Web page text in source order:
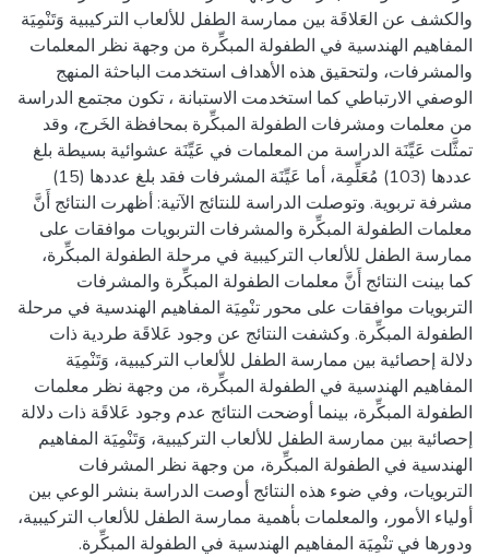
والكشف عن العَلاقَة بين ممارسة الطفل للألعاب التركيبية وَتَنْمِيَة
المفاهيم الهندسية في الطفولة المبكِّرة من وجهة نظر المعلمات
والمشرفات، ولتحقيق هذه الأهداف استخدمت الباحثة المنهج
الوصفي الارتباطي كما استخدمت الاستبانة ، تكون مجتمع الدراسة
من معلمات ومشرفات الطفولة المبكِّرة بمحافظة الخَرج، وقد
تمثَّلت عَيِّنَة الدراسة من المعلمات في عَيِّنَة عشوائية بسيطة بلغ
عددها (103) مُعَلِّمِة، أما عَيِّنَة المشرفات فقد بلغ عددها (15)
مشرفة تربوية. وتوصلت الدراسة للنتائج الآتية: أظهرت النتائج أَنَّ
معلمات الطفولة المبكِّرة والمشرفات التربويات موافقات على
ممارسة الطفل للألعاب التركيبية في مرحلة الطفولة المبكِّرة،
كما بينت النتائج أَنَّ معلمات الطفولة المبكِّرة والمشرفات
التربويات موافقات على محور تنْمِيَة المفاهيم الهندسية في مرحلة
الطفولة المبكِّرة. وكشفت النتائج عن وجود عَلاقَة طردية ذات
دلالة إحصائية بين ممارسة الطفل للألعاب التركيبية، وَتَنْمِيَة
المفاهيم الهندسية في الطفولة المبكِّرة، من وجهة نظر معلمات
الطفولة المبكِّرة، بينما أوضحت النتائج عدم وجود عَلاقَة ذات دلالة
إحصائية بين ممارسة الطفل للألعاب التركيبية، وَتَنْمِيَة المفاهيم
الهندسية في الطفولة المبكِّرة، من وجهة نظر المشرفات
التربويات، وفي ضوء هذه النتائج أوصت الدراسة بنشر الوعي بين
أولياء الأمور، والمعلمات بأهمية ممارسة الطفل للألعاب التركيبية،
ودورها في تنْمِيَة المفاهيم الهندسية في الطفولة المبكِّرة.